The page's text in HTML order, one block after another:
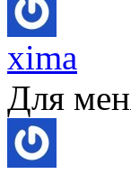
xima
Для